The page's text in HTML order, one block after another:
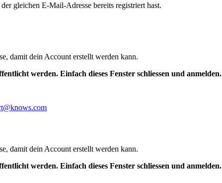
gleichen E-Mail-Adresse bereits registriert hast.
damit dein Account erstellt werden kann.
werden. Einfach dieses Fenster schliessen und anmelden.
damit dein Account erstellt werden kann.
werden. Einfach dieses Fenster schliessen und anmelden.